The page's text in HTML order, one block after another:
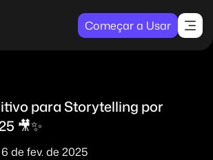
Começar a Usar
para Storytelling por
🎥✨
6 de fev. de 2025